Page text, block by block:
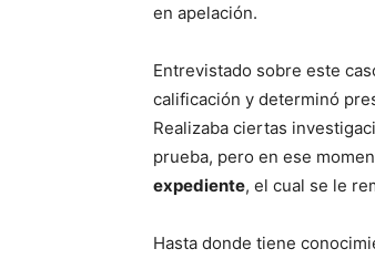
en apelación.
Entrevistado sobre este
calificación y determinó
Realizaba ciertas
prueba, pero en ese
expediente, el cual se le
Hasta donde tiene